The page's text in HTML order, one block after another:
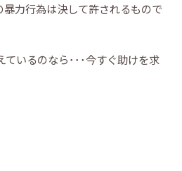
力行為は決して許されるもので
ているのなら･･･今すぐ助けを求